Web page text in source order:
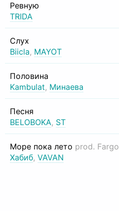
Ревную
TRIDA
Слух
Biicla, MAYOT
Половина
Kambulat, Минаева
Песня
BELOBOKA, ST
Море пока лето prod. Fargo
Хабиб, VAVAN